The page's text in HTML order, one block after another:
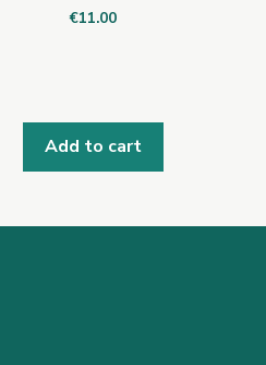
€11.00
Add to cart